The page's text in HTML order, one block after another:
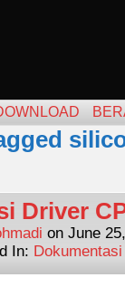
Driver
on June
In: